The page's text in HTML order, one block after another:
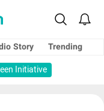
Story
Trending
Initiative